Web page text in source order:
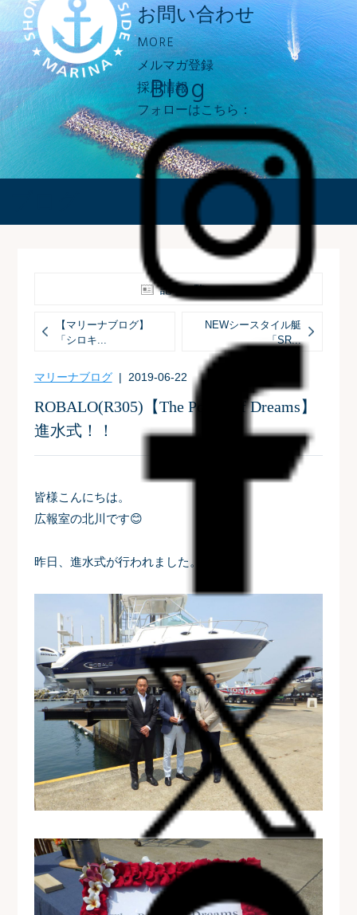
お問い合わせ
MORE
メルマガ登録
採用情報
フォローはこちら：
Blog
記事一覧へ
【マリーナブログ】
「シロキ...
NEWシースタイル艇
「SR...
マリーナブログ| 2019-06-22
ROBALO(R305)【The Power of Dreams】
進水式！！
皆様こんにちは。
広報室の北川です😊
昨日、進水式が行われました。